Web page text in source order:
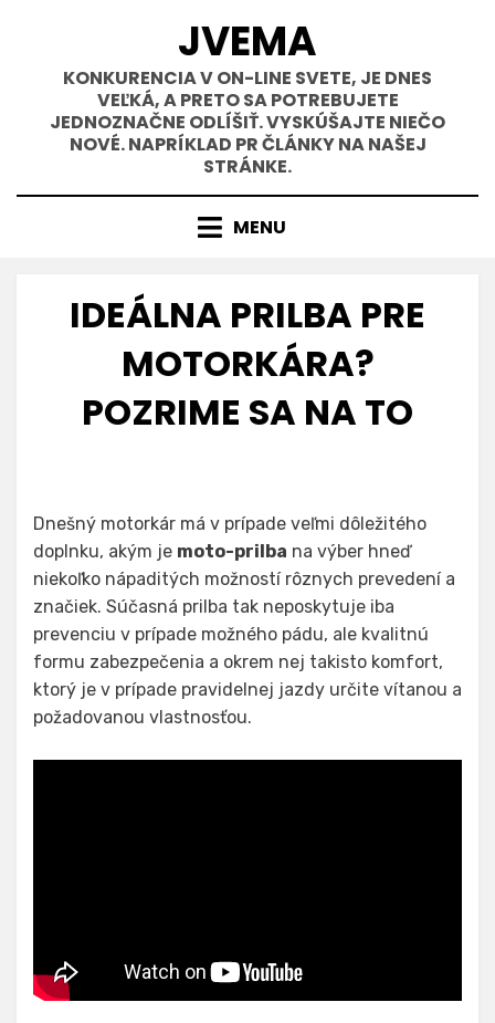
JVEMA
KONKURENCIA V ON-LINE SVETE, JE DNES
VEĽKÁ, A PRETO SA POTREBUJETE
JEDNOZNAČNE ODLÍŠIŤ. VYSKÚŠAJTE NIEČO
NOVÉ. NAPRÍKLAD PR ČLÁNKY NA NAŠEJ
STRÁNKE.
MENU
IDEÁLNA PRILBA PRE
MOTORKÁRA?
POZRIME SA NA TO
Dnešný motorkár má v prípade veľmi dôležitého
doplnku, akým je moto-prilba na výber hneď
niekoľko nápaditých možností rôznych prevedení a
značiek. Súčasná prilba tak neposkytuje iba
prevenciu v prípade možného pádu, ale kvalitnú
formu zabezpečenia a okrem nej takisto komfort,
ktorý je v prípade pravidelnej jazdy určite vítanou a
požadovanou vlastnosťou.